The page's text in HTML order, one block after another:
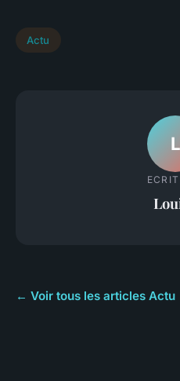
Actu
L
← Voir tous les articles Actu